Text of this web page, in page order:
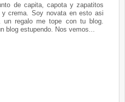
de capita, capota y zapatitos
crema. Soy novata en esto asi
un regalo me tope con tu blog.
blog estupendo. Nos vemos...